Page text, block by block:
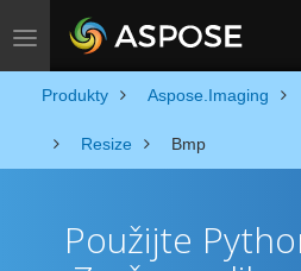
Toggle navigation
Produkty Aspose.Imaging
Resize Bmp
Použijte